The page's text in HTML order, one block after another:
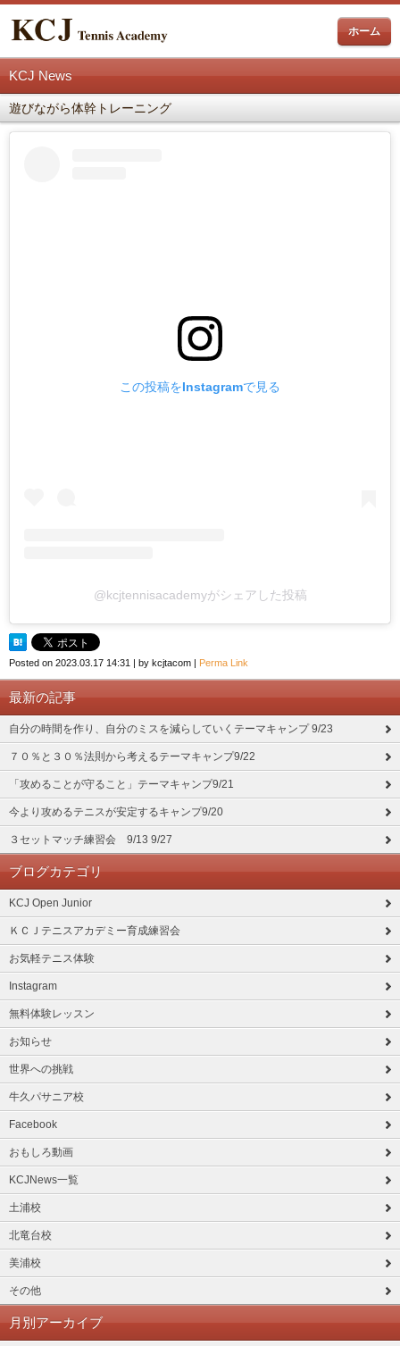
ホーム
KCJ News
遊びながら体幹トレーニング
この投稿をInstagramで見る
@kcjtennisacademyがシェアした投稿
Posted on 2023.03.17 14:31 | by kcjtacom | Perma Link
最新の記事
自分の時間を作り、自分のミスを減らしていくテーマキャンプ 9/23
７０％と３０％法則から考えるテーマキャンプ9/22
「攻めることが守ること」テーマキャンプ9/21
今より攻めるテニスが安定するキャンプ9/20
３セットマッチ練習会 9/13 9/27
ブログカテゴリ
KCJ Open Junior
ＫＣＪテニスアカデミー育成練習会
お気軽テニス体験
Instagram
無料体験レッスン
お知らせ
世界への挑戦
牛久パサニア校
Facebook
おもしろ動画
KCJNews一覧
土浦校
北竜台校
美浦校
その他
月別アーカイブ